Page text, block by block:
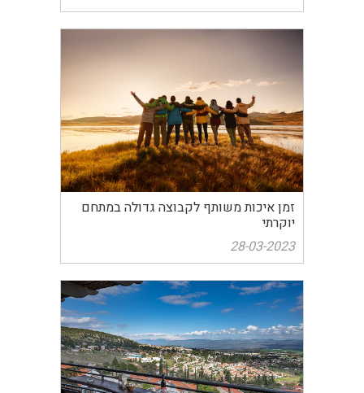
זמן איכות משותף לקבוצה גדולה במתחם
יוקרתי
28-03-2023